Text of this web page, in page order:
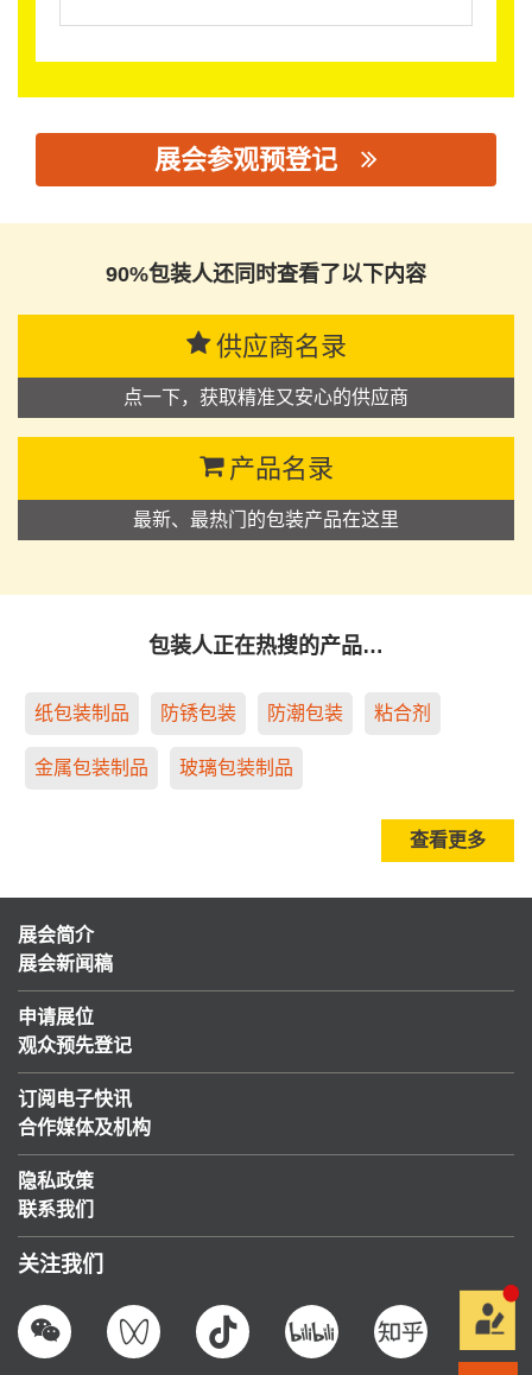
展会参观预登记
90%包装人还同时查看了以下内容
供应商名录
点一下，获取精准又安心的供应商
产品名录
最新、最热门的包装产品在这里
包装人正在热搜的产品…
纸包装制品 防锈包装 防潮包装 粘合剂
金属包装制品 玻璃包装制品
查看更多
展会简介
展会新闻稿
申请展位
观众预先登记
订阅电子快讯
合作媒体及机构
隐私政策
联系我们
关注我们